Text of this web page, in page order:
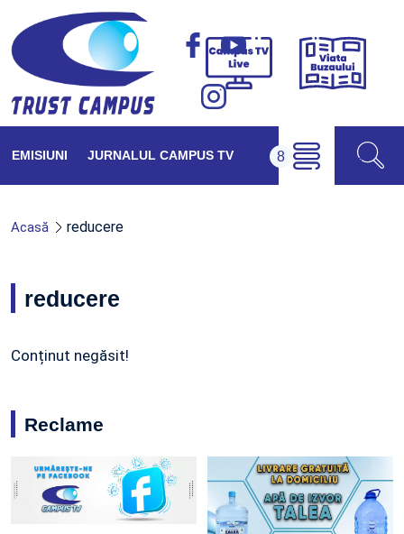
Campus
Viața
EMISIUNI JURNALUL CAMPUS TV
Acasă reducere
reducere
Conținut negăsit!
Reclame